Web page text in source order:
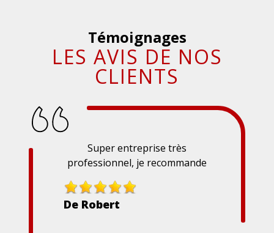
Témoignages
LES AVIS DE NOS
CLIENTS
Super entreprise très
professionnel, je recommande
De Robert